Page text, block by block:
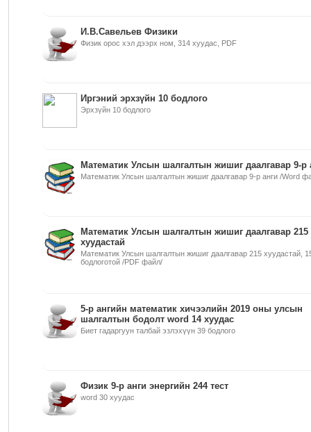
И.В.Савельев Физики
Физик орос хэл дээрх ном, 314 хуудас, PDF
Иргэний эрхзүйн 10 бодлого
Эрхзүйн 10 бодлого
Математик Улсын шалгалтын жишиг даалгавар 9-р
Математик Улсын шалгалтын жишиг даалгавар 9-р анги /Word
Математик Улсын шалгалтын жишиг даалгавар 215
хуудастай
Математик Улсын шалгалтын жишиг даалгавар 215 хуудастай,
бодлоготой /PDF файл/
5-р ангийн математик хичээлийн 2019 оны улсын
шалгалтын бодолт word 14 хуудас
Биет гадаргуун талбай эзлэхүүн 39 бодлого
Физик 9-р анги энергийн 244 тест
word 30 хуудас